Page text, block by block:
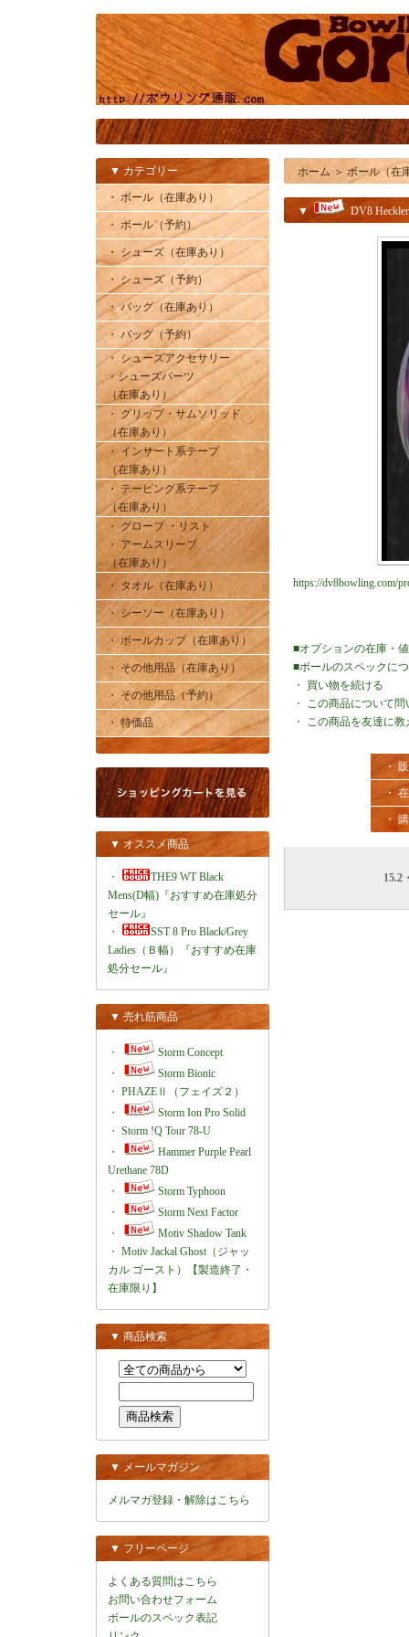
▼ カテゴリー
・ ボール（在庫あり）
・ ボール（予約）
・ シューズ（在庫あり）
・ シューズ（予約）
・ バッグ（在庫あり）
・ バッグ（予約）
・ シューズアクセサリー
・シューズパーツ
（在庫あり）
・ グリップ・サムソリッド
（在庫あり）
・ インサート系テープ
（在庫あり）
・ テーピング系テープ
（在庫あり）
・ グローブ ・リスト
・ アームスリーブ
（在庫あり）
・ タオル（在庫あり）
・ シーソー（在庫あり）
・ ボールカップ（在庫あり）
・ その他用品（在庫あり）
・ その他用品（予約）
・ 特価品
▼ オススメ商品
・
THE9 WT Black
Mens(D幅)『おすすめ在庫処分
セール』
・
SST 8 Pro Black/Grey
Ladies（Ｂ幅）『おすすめ在庫
処分セール』
▼ 売れ筋商品
・
Storm Concept
・
Storm Bionic
・ PHAZEⅡ（フェイズ２）
・
Storm Ion Pro Solid
・ Storm !Q Tour 78-U
・
Hammer Purple Pearl
Urethane 78D
・
Storm Typhoon
・
Storm Next Factor
・
Motiv Shadow Tank
・ Motiv Jackal Ghost（ジャッ
カル ゴースト）【製造終了・
在庫限り】
▼ 商品検索
▼ メールマガジン
メルマガ登録・解除はこちら
▼ フリーページ
よくある質問はこちら
お問い合わせフォーム
ボールのスペック表記
ホーム ＞ ボール（在
▼ DV8
https://dv8bowling.com/
■オプションの在庫・
■ボールのスペックに
・ 買い物を続ける
・ この商品について問
・ この商品を友達に教
・
・
・
15.2